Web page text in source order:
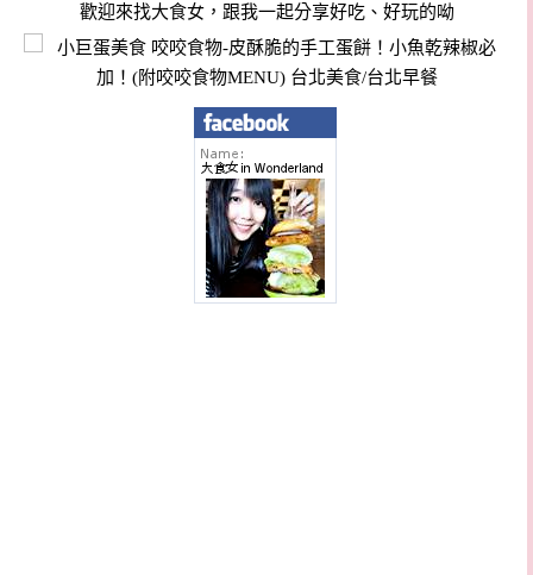
歡迎來找大食女，跟我一起分享好吃、好玩的呦